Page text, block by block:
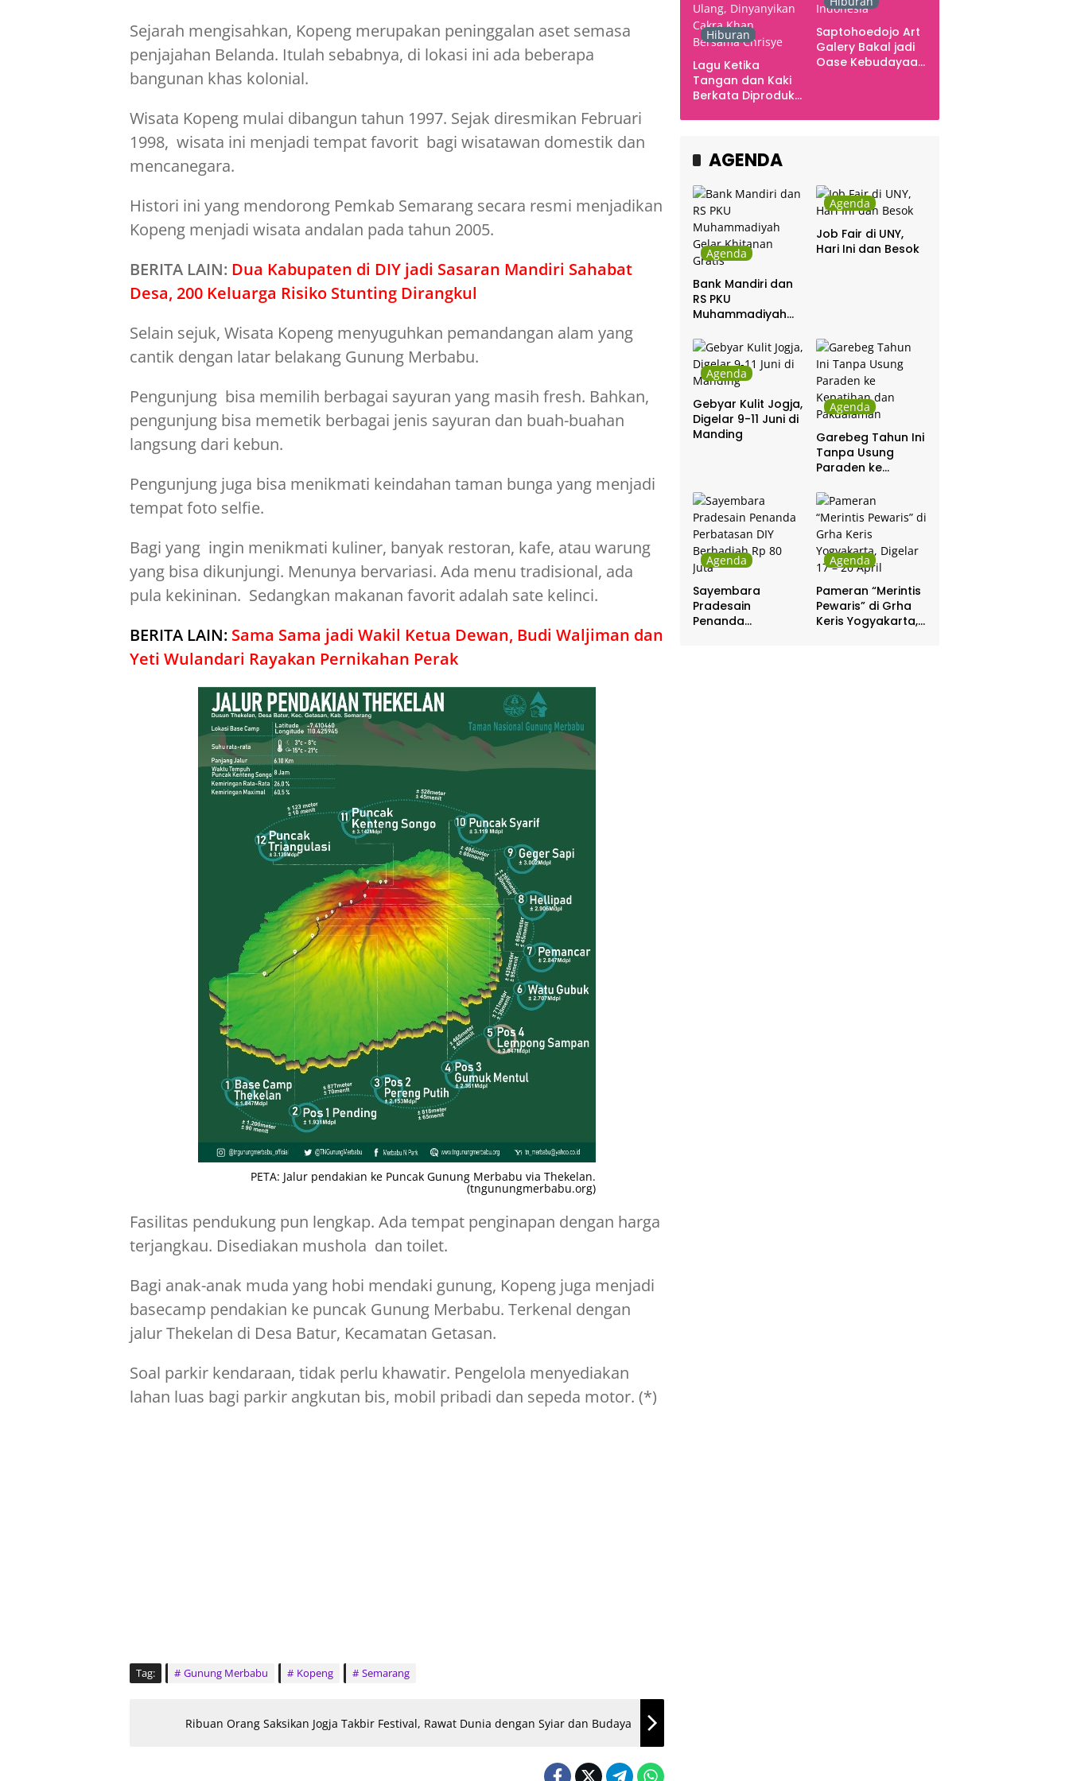
Sejarah mengisahkan, Kopeng merupakan peninggalan aset semasa
penjajahan Belanda. Itulah sebabnya, di lokasi ini ada beberapa
bangunan khas kolonial.
Wisata Kopeng mulai dibangun tahun 1997. Sejak diresmikan Februari
1998, wisata ini menjadi tempat favorit bagi wisatawan domestik dan
mencanegara.
Histori ini yang mendorong Pemkab Semarang secara resmi menjadikan
Kopeng menjadi wisata andalan pada tahun 2005.
BERITA LAIN: Dua Kabupaten di DIY jadi Sasaran Mandiri Sahabat
Desa, 200 Keluarga Risiko Stunting Dirangkul
Selain sejuk, Wisata Kopeng menyuguhkan pemandangan alam yang
cantik dengan latar belakang Gunung Merbabu.
Pengunjung bisa memilih berbagai sayuran yang masih fresh. Bahkan,
pengunjung bisa memetik berbagai jenis sayuran dan buah-buahan
langsung dari kebun.
Pengunjung juga bisa menikmati keindahan taman bunga yang menjadi
tempat foto selfie.
Bagi yang ingin menikmati kuliner, banyak restoran, kafe, atau warung
yang bisa dikunjungi. Menunya bervariasi. Ada menu tradisional, ada
pula kekininan. Sedangkan makanan favorit adalah sate kelinci.
BERITA LAIN: Sama Sama jadi Wakil Ketua Dewan, Budi Waljiman dan
Yeti Wulandari Rayakan Pernikahan Perak
PETA: Jalur pendakian ke Puncak Gunung Merbabu via Thekelan.
(tngunungmerbabu.org)
Fasilitas pendukung pun lengkap. Ada tempat penginapan dengan harga
terjangkau. Disediakan mushola dan toilet.
Bagi anak-anak muda yang hobi mendaki gunung, Kopeng juga menjadi
basecamp pendakian ke puncak Gunung Merbabu. Terkenal dengan
jalur Thekelan di Desa Batur, Kecamatan Getasan.
Soal parkir kendaraan, tidak perlu khawatir. Pengelola menyediakan
lahan luas bagi parkir angkutan bis, mobil pribadi dan sepeda motor. (*)
Tag: Gunung Merbabu Kopeng Semarang
Ribuan Orang Saksikan Jogja Takbir Festival, Rawat Dunia dengan Syiar dan Budaya
Hiburan
Lagu Ketika
Tangan dan Kaki
Berkata Diproduksi
Cakra Khan
Saptohoedojo Art
Galery Bakal jadi
Oase Kebudayaan
AGENDA
Agenda
Bank Mandiri dan
RS PKU
Muhammadiyah
Gratis
Agenda
Job Fair di UNY,
Hari Ini dan Besok
Agenda
Gebyar Kulit Jogja,
Digelar 9-11 Juni di
Manding
Agenda
Garebeg Tahun Ini
Tanpa Usung
Paraden ke
Pakualaman
Agenda
Sayembara
Pradesain
Penanda
Agenda
Pameran “Merintis
Pewaris” di Grha
Keris Yogyakarta,